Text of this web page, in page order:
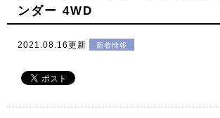
ンダー 4WD
2021.08.16更新 新着情報